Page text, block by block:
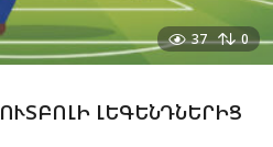
37 0
ԼԵԳԵՆԴՆԵՐԻՑ